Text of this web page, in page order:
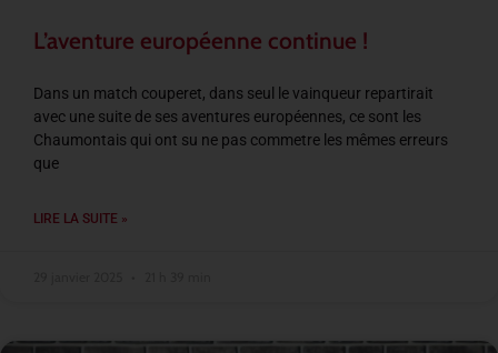
L’aventure européenne continue !
Dans un match couperet, dans seul le vainqueur repartirait
avec une suite de ses aventures européennes, ce sont les
Chaumontais qui ont su ne pas commetre les mêmes erreurs
que
LIRE LA SUITE »